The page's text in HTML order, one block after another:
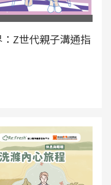
：Z世代親子溝通指